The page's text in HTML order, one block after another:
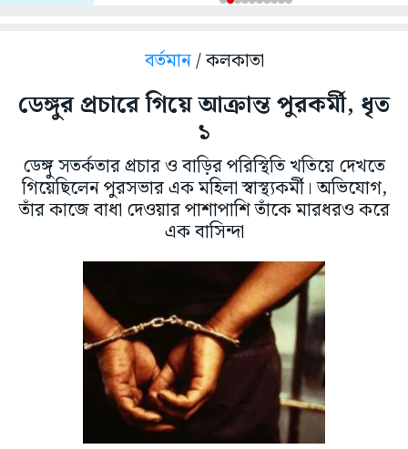
বর্তমান/ কলকাতা
ডেঙ্গুর প্রচারে গিয়ে আক্রান্ত পুরকর্মী, ধৃত
১
ডেঙ্গু সতর্কতার প্রচার ও বাড়ির পরিস্থিতি খতিয়ে দেখতে
গিয়েছিলেন পুরসভার এক মহিলা স্বাস্থ্যকর্মী। অভিযোগ,
তাঁর কাজে বাধা দেওয়ার পাশাপাশি তাঁকে মারধরও করে
এক বাসিন্দা